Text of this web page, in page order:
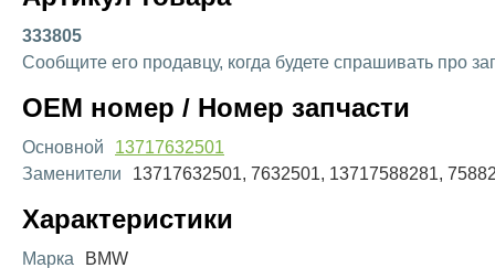
333805
Сообщите его продавцу, когда будете спрашивать про
OEM номер / Номер запчасти
Основной
13717632501
Заменители
13717632501, 7632501, 13717588281,
Характеристики
Марка
BMW